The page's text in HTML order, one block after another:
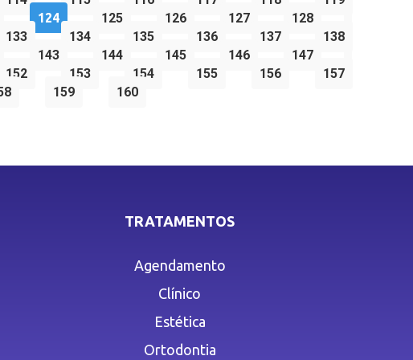
124 125 126 127
128
133
134 135 136 137
138
143
144 145 146
147
152
153 154 155 156
157
159 160
TRATAMENTOS
Agendamento
Clínico
Estética
Ortodontia